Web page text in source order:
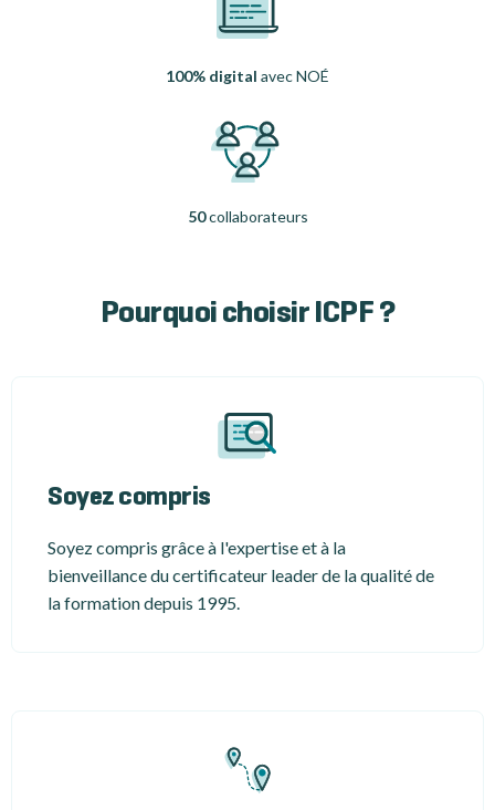
100% digital avec NOÉ
50collaborateurs
Pourquoi choisir ICPF ?
Soyez compris
Soyez compris grâce à l'expertise et à la
bienveillance du certificateur leader de la qualité de
la formation depuis 1995.